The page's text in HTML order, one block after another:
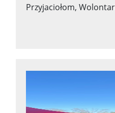
Przyjaciołom,